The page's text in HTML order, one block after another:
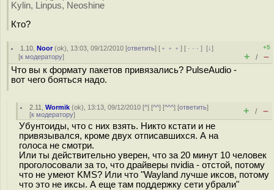
Kylin, Linpus, Neoshine
Кто?
1.10 ,Noor(ok), 13:03, 09/12/2010 [ответить] [ ﹢﹢﹢] [ · · ·][↓]
[к модератору]
+5
+ / –
Что вы к формату пакетов привязались? PulseAudio -
вот чего бояться надо.
2.11 ,Wormik (ok), 13:13, 09/12/2010 [^] [^^] [^^^] [ответить]
[к модератору] + / –
Убунтоиды, что с них взять. Никто кстати и не
привязывался, кроме двух отписавшихся. А на
голоса не смотри.
Или ты действительно уверен, что за 20 минут 10 человек
проголосовали за то, что драйверы nvidia - отстой, потому
что не умеют KMS? Или что "Wayland лучше иксов, потому
что это не иксы. А еще там поддержку сети убрали"